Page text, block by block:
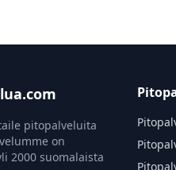
pitopalveluita
on
2000 suomalaista